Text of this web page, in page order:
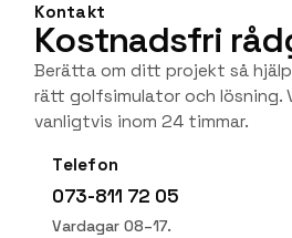
Kontakt
Kostnadsfri
Berätta om ditt projekt så
rätt golfsimulator och lösning.
vanligtvis inom 24 timmar.
Telefon
073-811 72 05
Vardagar 08–17.